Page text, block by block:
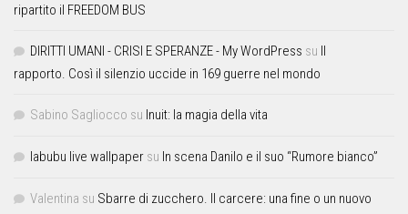
ripartito il FREEDOM BUS
DIRITTI UMANI - CRISI E SPERANZE - My WordPress su Il
rapporto. Così il silenzio uccide in 169 guerre nel mondo
Sabino Sagliocco su Inuit: la magia della vita
labubu live wallpaper su In scena Danilo e il suo “Rumore bianco”
Valentina su Sbarre di zucchero. Il carcere: una fine o un nuovo